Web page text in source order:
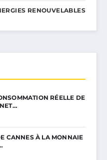
RENOUVELABLES
RÉELLE DE
CANNES À LA MONNAIE